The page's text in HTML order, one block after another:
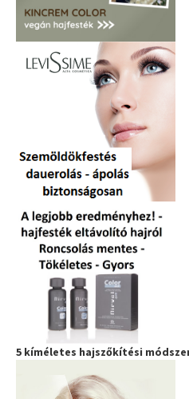
5 kíméletes hajszőkítési